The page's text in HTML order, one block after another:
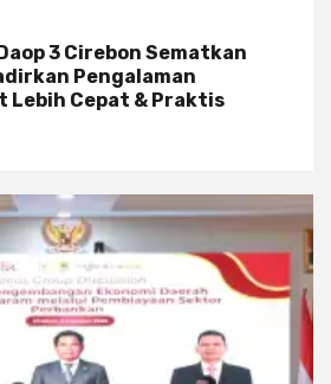
3 Cirebon Sematkan
Pengalaman
Lebih Cepat & Praktis